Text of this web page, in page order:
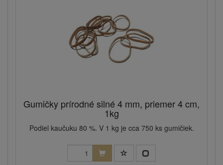
Gumičky prírodné silné 4 mm, priemer 4 cm,
1kg
Podiel kaučuku 80 %. V 1 kg je cca 750 ks gumičiek.